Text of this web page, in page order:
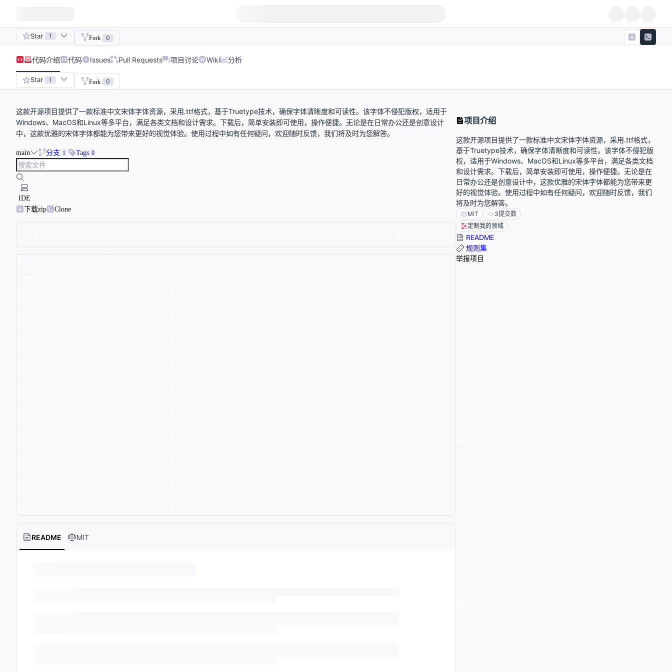
Star 1 Fork 0
代码介绍 代码 Issues Pull Requests 项目讨论 Wiki 分析
Star 1 Fork 0
这款开源项目提供了一款标准中文宋体字体资源，采用.ttf格式，基于Truetype技术，确保字体清晰度和可读性。该字体不侵犯版权，适用于
Windows、MacOS和Linux等多平台，满足各类文档和设计需求。下载后，简单安装即可使用，操作便捷。无论是在日常办公还是创意设计
中，这款优雅的宋体字体都能为您带来更好的视觉体验。使用过程中如有任何疑问，欢迎随时反馈，我们将及时为您解答。
main 分支 1 Tags 0
IDE
下载zip
Clone
README MIT
项目介绍
这款开源项目提供了一款标准中文宋体字体资源，采用.ttf格式，
基于Truetype技术，确保字体清晰度和可读性。该字体不侵犯版
权，适用于Windows、MacOS和Linux等多平台，满足各类文档
和设计需求。下载后，简单安装即可使用，操作便捷。无论是在
日常办公还是创意设计中，这款优雅的宋体字体都能为您带来更
好的视觉体验。使用过程中如有任何疑问，欢迎随时反馈，我们
将及时为您解答。
MIT 3提交数
定制我的领域
README
规则集
举报项目